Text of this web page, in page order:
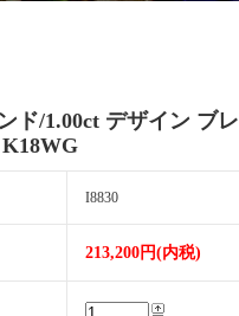
ド/1.00ct デザイン ブレ
I8830
213,200円(内税)